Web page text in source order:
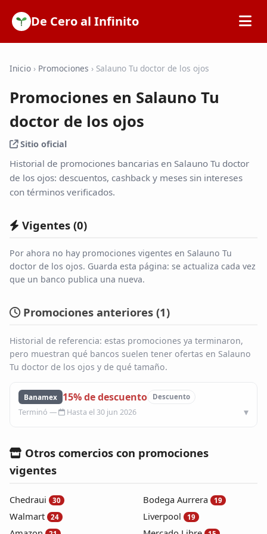
De Cero al Infinito
SOFIPOs
Calculadoras
Blog
Infinito
Inicio › Promociones › Salauno Tu doctor de los ojos
Promociones en Salauno Tu
doctor de los ojos
Sitio oficial
Historial de promociones bancarias en Salauno Tu doctor
de los ojos: descuentos, cashback y meses sin intereses
con términos verificados.
Vigentes (0)
Por ahora no hay promociones vigentes en Salauno Tu
doctor de los ojos. Guarda esta página: se actualiza cada vez
que un banco publica una nueva.
Promociones anteriores (1)
Historial de referencia: estas promociones ya terminaron,
pero muestran qué bancos suelen tener ofertas en Salauno
Tu doctor de los ojos y de qué tamaño.
Banamex 15% de descuento Descuento
Hasta el 30 jun 2026
Otros comercios con promociones
vigentes
Chedraui 30
Walmart 24
Bodega Aurrera 19
Liverpool 19